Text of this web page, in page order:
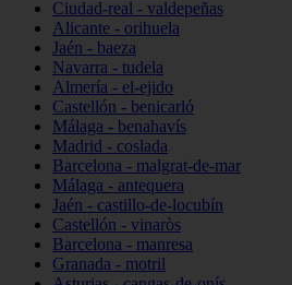
Ciudad-real - valdepeñas
Alicante - orihuela
Jaén - baeza
Navarra - tudela
Almería - el-ejido
Castellón - benicarló
Málaga - benahavís
Madrid - coslada
Barcelona - malgrat-de-mar
Málaga - antequera
Jaén - castillo-de-locubín
Castellón - vinaròs
Barcelona - manresa
Granada - motril